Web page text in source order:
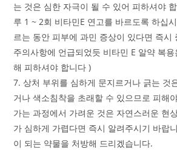
는 것은 심한 자극이 될 수 있어 피하셔야
루 1 ~ 2회 비타민E 연고를 바르도록 하십
르는 동안 피부에 과민 증상이 있다면 즉시
주의사항에 언급되었듯 비타민 E 알약 복
해 피하셔야 합니다 )
7. 상처 부위를 심하게 문지르거나 긁는 것
거나 색소침착을 초래할 수 있으므로 피해
가는 과정에서 가려운 것은 자연스러운 현
가 심하게 가렵다면 즉시 알려주시기 바랍
이 되는 약물을 처방해 드리겠습니다.